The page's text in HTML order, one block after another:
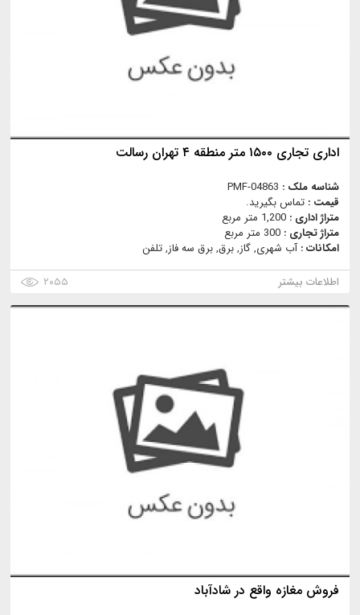
اداری تجاری ۱۵۰۰ متر منطقه ۴ تهران رسالت
شناسه ملک : PMF-04863
قیمت : تماس بگیرید.
متراژ اداری : 1,200 متر مربع
متراژ تجاری : 300 متر مربع
امکانات :آب شهری, گاز, برق, برق سه فاز, تلفن
اطلاعات بیشتر
۲۰۵۵
فروش مغازه واقع در شادآباد